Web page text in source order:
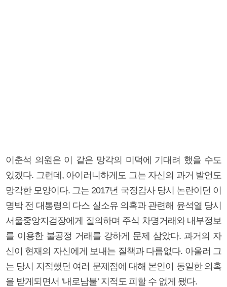
이춘석 의원은 이 같은 망각의 미덕에 기대려 했을 수도
있겠다. 그런데, 아이러니하게도 그는 자신의 과거 발언도
망각한 모양이다. 그는 2017년 국정감사 당시 논란이던 이
명박 전 대통령의 다스 실소유 의혹과 관련해 윤석열 당시
서울중앙지검장에게 질의하며 주식 차명거래와 내부정보
를 이용한 불공정 거래를 강하게 문제 삼았다. 과거의 자
신이 현재의 자신에게 보내는 질책과 다름없다. 아울러 그
는 당시 지적했던 여러 문제점에 대해 본인이 동일한 의혹
을 받게되면서 ‘내로남불’ 지적도 피할 수 없게 됐다.